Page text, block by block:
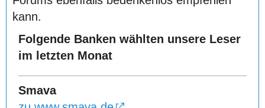
kann.
Folgende Banken wählten unsere Leser
im letzten Monat
Smava